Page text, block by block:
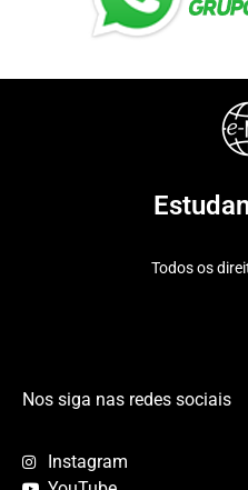
Todos os
Nos siga nas redes sociais
Instagram